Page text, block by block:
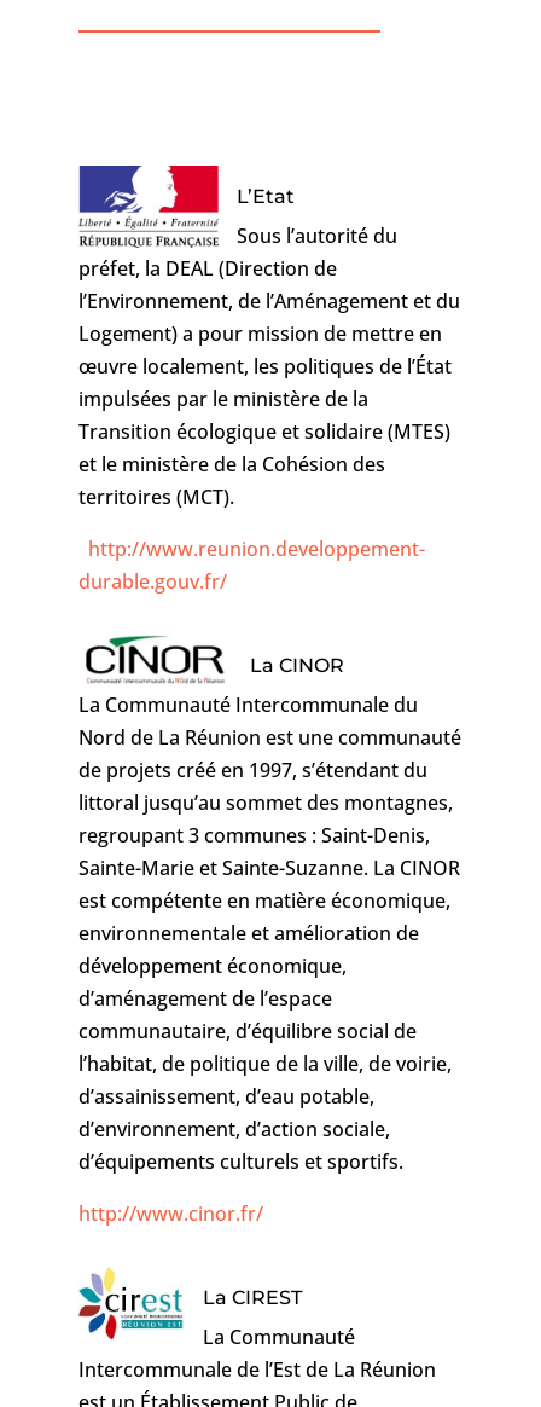
L’Etat
Sous l’autorité du
préfet, la DEAL (Direction de
l’Environnement, de l’Aménagement et du
Logement) a pour mission de mettre en
œuvre localement, les politiques de l’État
impulsées par le ministère de la
Transition écologique et solidaire (MTES)
et le ministère de la Cohésion des
territoires (MCT).
http://www.reunion.developpement-
durable.gouv.fr/
La CINOR
La Communauté Intercommunale du
Nord de La Réunion est une communauté
de projets créé en 1997, s’étendant du
littoral jusqu’au sommet des montagnes,
regroupant 3 communes : Saint-Denis,
Sainte-Marie et Sainte-Suzanne. La CINOR
est compétente en matière économique,
environnementale et amélioration de
développement économique,
d’aménagement de l’espace
communautaire, d’équilibre social de
l’habitat, de politique de la ville, de voirie,
d’assainissement, d’eau potable,
d’environnement, d’action sociale,
d’équipements culturels et sportifs.
http://www.cinor.fr/
La CIREST
La Communauté
Intercommunale de l’Est de La Réunion